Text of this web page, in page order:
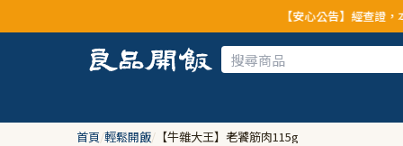
【安心公告】經查證，本公司全品
首頁/輕鬆開飯/ 【牛雜大王】老饕筋肉115g